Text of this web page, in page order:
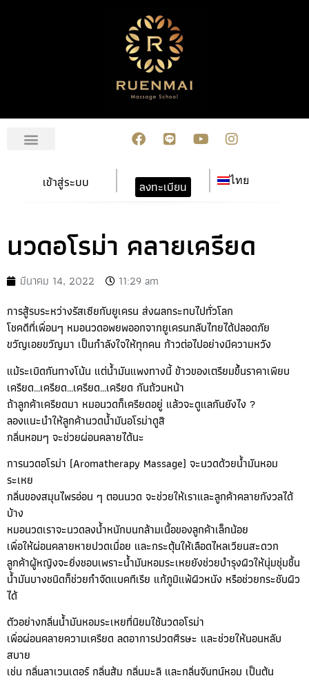
เข้าสู่ระบบ ลงทะเบียน ไทย
นวดอโรม่า คลายเครียด
มีนาคม 14, 2022
11:29 am
การสู้รบระหว่างรัสเซียกับยูเครน ส่งผลกระทบไปทั่วโลก
โชคดีที่เพื่อนๆ หมอนวดอพยพออกจากยูเครนกลับไทยได้ปลอดภัย
ขวัญเอยขวัญมา เป็นกำลังใจให้ทุกคน ก้าวต่อไปอย่างมีความหวัง
แม้ระเบิดกันทางโน้น แต่น้ำมันแพงทางนี้ ข้าวของเตรียมขึ้นราคาเพียบ
เครียด…เครียด…เครียด…เครียด กันถ้วนหน้า
ถ้าลูกค้าเครียดมา หมอนวดก็เครียดอยู่ แล้วจะดูแลกันยังไง ?
ลองแนะนำให้ลูกค้านวดน้ำมันอโรม่าดูสิ
กลิ่นหอมๆ จะช่วยผ่อนคลายได้นะ
การนวดอโรม่า (Aromatherapy Massage) จะนวดด้วยน้ำมันหอม
ระเหย
กลิ่นของสมุนไพรอ่อน ๆ ตอนนวด จะช่วยให้เราและลูกค้าคลายกังวลได้
บ้าง
หมอนวดเราจะนวดลงน้ำหนักบนกล้ามเนื้อของลูกค้าเล็กน้อย
เพื่อให้ผ่อนคลายหายปวดเมื่อย และกระตุ้นให้เลือดไหลเวียนสะดวก
ลูกค้าผู้หญิงจะยิ่งชอบเพราะน้ำมันหอมระเหยยังช่วยบำรุงผิวให้นุ่มชุ่มชื้น
น้ำมันบางชนิดก็ช่วยกำจัดแบคทีเรีย แก้ภูมิแพ้ผิวหนัง หรือช่วยกระชับผิว
ได้
ตัวอย่างกลิ่นน้ำมันหอมระเหยที่นิยมใช้นวดอโรม่า
เพื่อผ่อนคลายความเครียด ลดอาการปวดศีรษะ และช่วยให้นอนหลับ
สบาย
เช่น กลิ่นลาเวนเดอร์ กลิ่นส้ม กลิ่นมะลิ และกลิ่นจันทน์หอม เป็นต้น